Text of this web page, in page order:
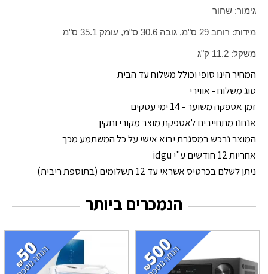
גימור: שחור
מידות: רוחב 29 ס"מ, גובה 30.6 ס"מ, עומק 35.1 ס"מ
משקל: 11.2 ק"ג
המחיר הינו סופי וכולל משלוח עד הבית
סוג משלוח - אווירי
זמן אספקה משוער - 14 ימי עסקים
אנחנו מתחייבים לאספקת מוצר מקורי ותקין
המוצר נרכש במסגרת יבוא אישי על כל המשתמע מכך
אחריות 12 חודשים ע"י idgu
ניתן לשלם בכרטיס אשראי עד 12 תשלומים (בתוספת ריבית)
הנמכרים ביותר